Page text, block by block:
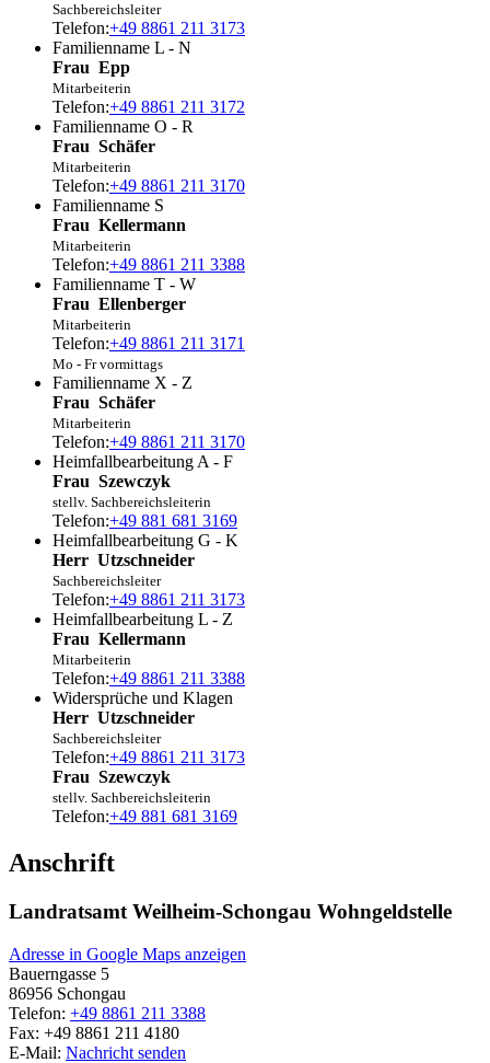
Sachbereichsleiter
Telefon:+49 8861 211 3173
Familienname L - N
Frau Epp
Mitarbeiterin
Telefon:+49 8861 211 3172
Familienname O - R
Frau Schäfer
Mitarbeiterin
Telefon:+49 8861 211 3170
Familienname S
Frau Kellermann
Mitarbeiterin
Telefon:+49 8861 211 3388
Familienname T - W
Frau Ellenberger
Mitarbeiterin
Telefon:+49 8861 211 3171
Mo - Fr vormittags
Familienname X - Z
Frau Schäfer
Mitarbeiterin
Telefon:+49 8861 211 3170
Heimfallbearbeitung A - F
Frau Szewczyk
stellv. Sachbereichsleiterin
Telefon:+49 881 681 3169
Heimfallbearbeitung G - K
Herr Utzschneider
Sachbereichsleiter
Telefon:+49 8861 211 3173
Heimfallbearbeitung L - Z
Frau Kellermann
Mitarbeiterin
Telefon:+49 8861 211 3388
Widersprüche und Klagen
Herr Utzschneider
Sachbereichsleiter
Telefon:+49 8861 211 3173
Frau Szewczyk
stellv. Sachbereichsleiterin
Telefon:+49 881 681 3169
Anschrift
Landratsamt Weilheim-Schongau Wohngeldstelle
Adresse in Google Maps anzeigen
Bauerngasse 5
86956 Schongau
Telefon: +49 8861 211 3388
Fax: +49 8861 211 4180
E-Mail: Nachricht senden